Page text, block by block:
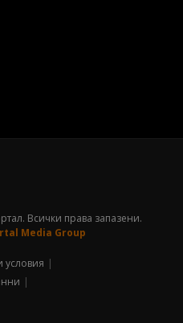
Всички права запазени.
Media Group